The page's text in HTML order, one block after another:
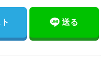
送る